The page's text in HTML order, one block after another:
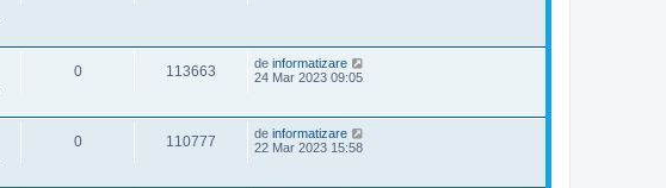
0 113663 de informatizare
24 Mar 2023 09:05
0 110777 de informatizare
22 Mar 2023 15:58